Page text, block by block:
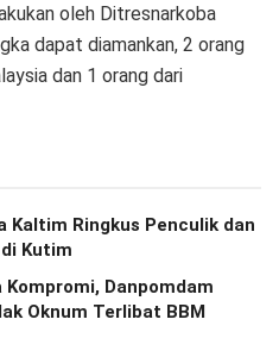
oleh Ditresnarkoba
dapat diamankan, 2 orang
dan 1 orang dari
Kaltim Ringkus Penculik dan
Kutim
Danpomdam
Oknum Terlibat BBM